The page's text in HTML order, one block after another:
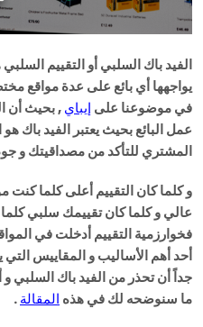
الفيد باك السلبي أو التقييم
يواجهها أي بائع على عدة مواقع
في موضوعنا علىإيباي, بحيث أن
عمل البائع بحيث يعتبر الفيد باك
المشتري للتأكد من مصداقيتك و
و كلما كان التقييم أعلى كلما
عالي و كلما كان تقييمك سلبي
فخوارزمية التقييم أدخلت في
أحد أهم الأساليب و المقاييس التي
جداً أن تحذر من الفيد باك السلبي و
ما سنوضحه لك في هذه المقالة.